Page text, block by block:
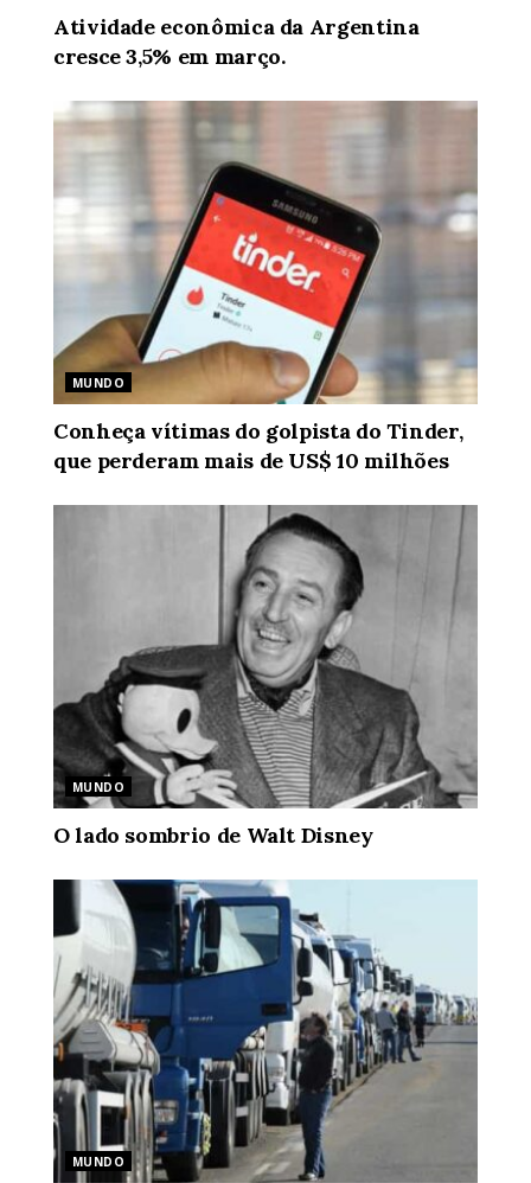
Atividade econômica da Argentina
cresce 3,5% em março.
MUNDO
Conheça vítimas do golpista do Tinder,
que perderam mais de US$ 10 milhões
MUNDO
O lado sombrio de Walt Disney
MUNDO